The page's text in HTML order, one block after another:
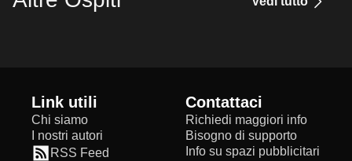
Link utili
Chi siamo
I nostri autori
RSS Feed
Contattaci
Richiedi maggiori info
Bisogno di supporto
Info su spazi pubblicitari